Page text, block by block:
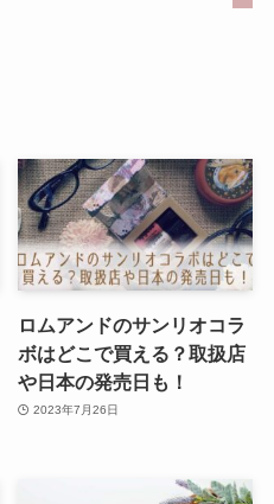
ロムアンドのサンリオコラ
ボはどこで買える？取扱店
や日本の発売日も！
2023年7月26日